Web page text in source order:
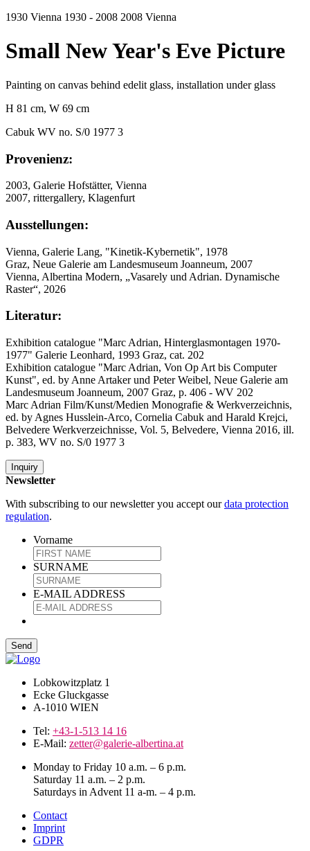
1930 Vienna 1930 - 2008 2008 Vienna
Small New Year's Eve Picture
Painting on canvas behind edelit glass, installation under glass
H 81 cm, W 69 cm
Cabuk WV no. S/0 1977 3
Provenienz:
2003, Galerie Hofstätter, Vienna
2007, rittergallery, Klagenfurt
Ausstellungen:
Vienna, Galerie Lang, "Kinetik-Kybernetik", 1978
Graz, Neue Galerie am Landesmuseum Joanneum, 2007
Vienna, Albertina Modern, „Vasarely und Adrian. Dynamische
Raster“, 2026
Literatur:
Exhibition catalogue "Marc Adrian, Hinterglasmontagen 1970-
1977" Galerie Leonhard, 1993 Graz, cat. 202
Exhibition catalogue "Marc Adrian, Von Op Art bis Computer
Kunst", ed. by Anne Artaker und Peter Weibel, Neue Galerie am
Landesmuseum Joanneum, 2007 Graz, p. 406 - WV 202
Marc Adrian Film/Kunst/Medien Monografie & Werkverzeichnis,
ed. by Agnes Husslein-Arco, Cornelia Cabuk and Harald Krejci,
Belvedere Werkverzeichnisse, Vol. 5, Belvedere, Vienna 2016, ill.
p. 383, WV no. S/0 1977 3
Inquiry
Newsletter
With subscribing to our newsletter you accept ourdata protection
regulation.
Vorname
SURNAME
E-MAIL ADDRESS
Lobkowitzplatz 1
Ecke Gluckgasse
A-1010 WIEN
Tel: +43-1-513 14 16
E-Mail: zetter@galerie-albertina.at
Monday to Friday 10 a.m. – 6 p.m.
Saturday 11 a.m. – 2 p.m.
Saturdays in Advent 11 a-m. – 4 p.m.
Contact
Imprint
GDPR